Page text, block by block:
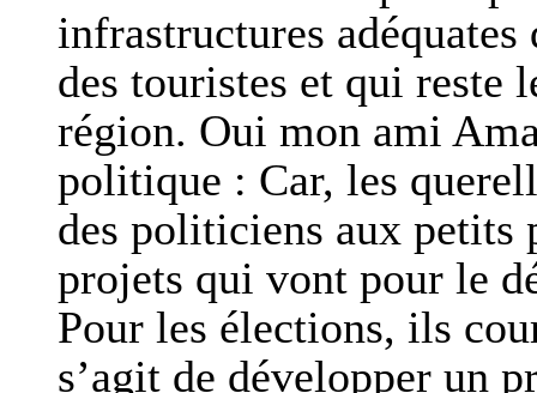
infrastructures
des touristes et qui reste
région. Oui mon ami
politique : Car, les
des politiciens aux petits
projets qui vont pour le
Pour les élections, ils
s’agit de développer un